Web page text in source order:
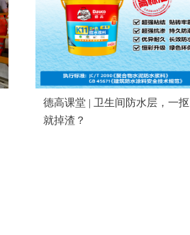
德高课堂 | 卫生间防水层，一抠
就掉渣？